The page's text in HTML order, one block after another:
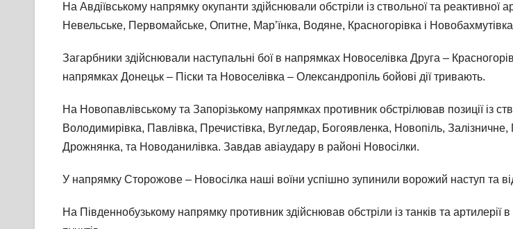
На Авдіївському напрямку окупанти здійснювали обстріли із ствольної та
Невельське, Первомайське, Опитне, Мар’їнка, Водяне, Красногорівка і
Загарбники здійснювали наступальні бої в напрямках Новоселівка Друга –
напрямках Донецьк – Піски та Новоселівка – Олександропіль бойові дії тривають.
На Новопавлівському та Запорізькому напрямках противник обстрілював позиції із
Володимирівка, Павлівка, Пречистівка, Вугледар, Богоявленка, Новопіль,
Дрожнянка, та Новоданилівка. Завдав авіаудару в районі Новосілки.
У напрямку Сторожове – Новосілка наші воїни успішно зупинили ворожий наступ та
На Південнобузькому напрямку противник здійснював обстріли із танків та